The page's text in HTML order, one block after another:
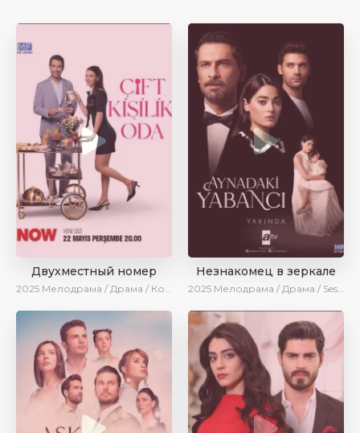
Двухместный номер
2025 Мелодрама / Драма / Комедия / Новинки / Сериалы 2025
Незнакомец в зеркале
2025 Мелодрама / Драма / SesDizi / AlisaDirilis / Новинки / Сериалы 2025